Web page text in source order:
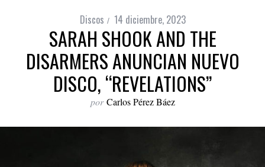
Discos 14 diciembre, 2023
SARAH SHOOK AND THE
DISARMERS ANUNCIAN NUEVO
DISCO, “REVELATIONS”
por Carlos Pérez Báez